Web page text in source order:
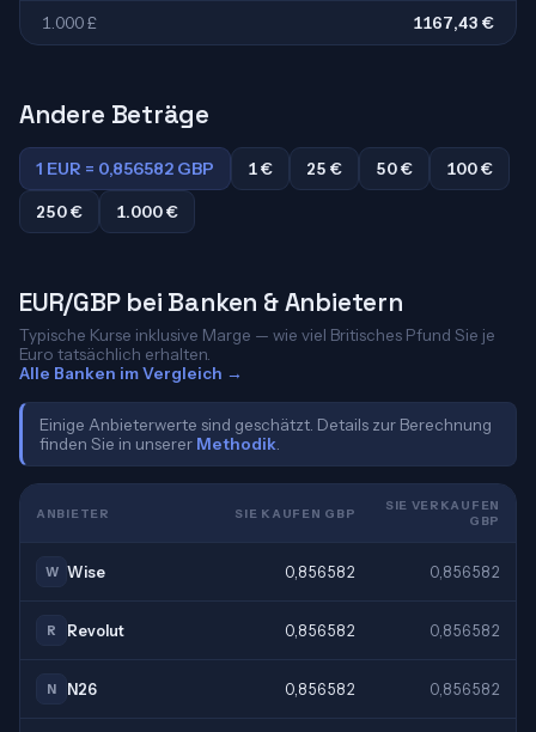
1.000 £ 1167,43 €
Andere Beträge
1 EUR = 0,856582 GBP 1 € 25 € 50 €
100 €
250 €
1.000 €
EUR/GBP bei Banken & Anbietern
Typische Kurse inklusive Marge — wie viel Britisches Pfund Sie je
Euro tatsächlich erhalten.
Alle Banken im Vergleich →
Einige Anbieterwerte sind geschätzt. Details zur Berechnung
finden Sie in unserer Methodik
ANBIETER SIE KAUFEN GBP
SIE VERKAUFEN
GBP
W Wise 0,856582 0,856582
R Revolut 0,856582 0,856582
N N26 0,856582 0,856582